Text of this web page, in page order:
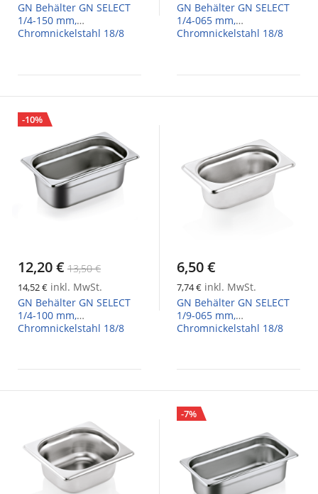
GN Behälter GN SELECT
1/4-150 mm,
Chromnickelstahl 18/8
GN Behälter GN SELECT
1/4-065 mm,
Chromnickelstahl 18/8
-10%
12,20 € 13,50 €
14,52 € inkl. MwSt.
GN Behälter GN SELECT
1/4-100 mm,
Chromnickelstahl 18/8
6,50 €
7,74 € inkl. MwSt.
GN Behälter GN SELECT
1/9-065 mm,
Chromnickelstahl 18/8
-7%